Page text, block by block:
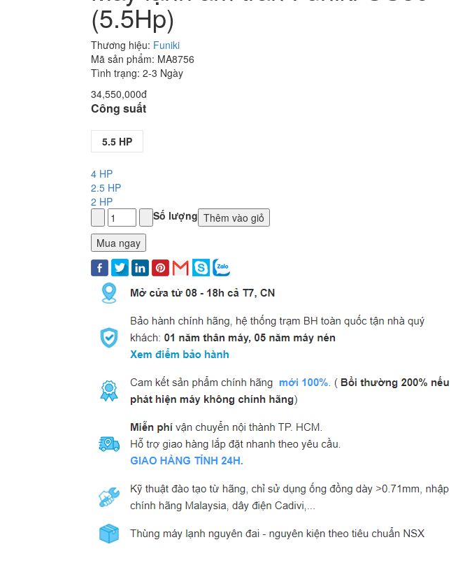
(5.5Hp)
Thương hiệu: Funiki
Mã sản phẩm: MA8756
Tình trạng: 2-3 Ngày
34,550,000đ
Công suất
5.5 HP
4 HP
2.5 HP
2 HP
Số lượng Thêm vào giỏ
Mua ngay